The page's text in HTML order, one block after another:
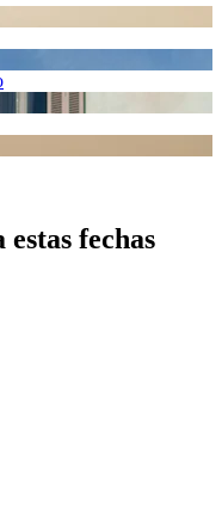
fechas